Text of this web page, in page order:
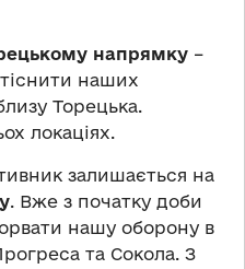
напрямку –
наших
Торецька.
локаціях.
залишається на
. Вже з початку доби
нашу оборону в
та Сокола. З